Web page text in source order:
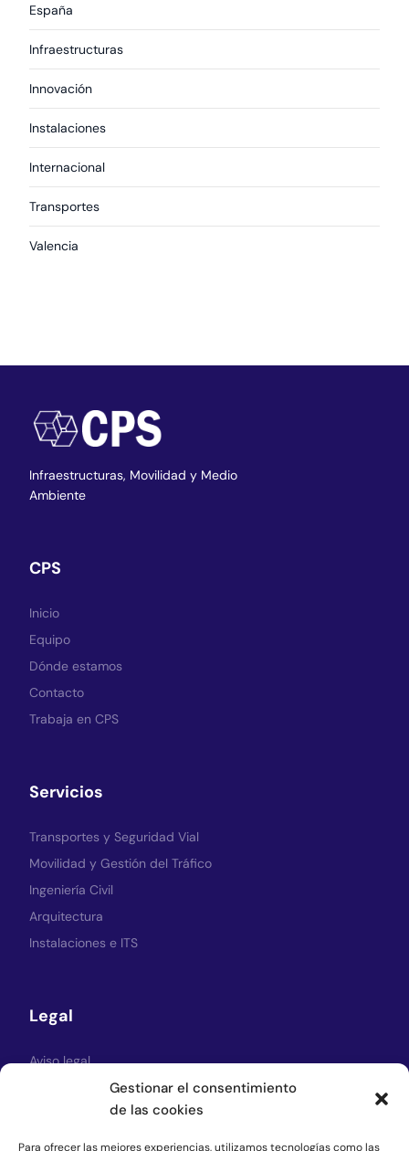
Gestionar el consentimiento
de las cookies
Para ofrecer las mejores experiencias, utilizamos tecnologías como las
España
Infraestructuras
Innovación
Instalaciones
Internacional
Transportes
Valencia
Infraestructuras, Movilidad y Medio
Ambiente
CPS
Inicio
Equipo
Dónde estamos
Contacto
Trabaja en CPS
Servicios
Transportes y Seguridad Vial
Movilidad y Gestión del Tráfico
Ingeniería Civil
Arquitectura
Instalaciones e ITS
Legal
Aviso legal
Política de Privacidad
Política de cookies